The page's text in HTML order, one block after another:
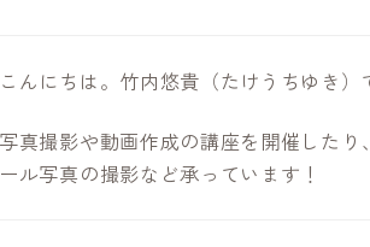
こんにちは。竹内悠貴（たけうちゆき）
写真撮影や動画作成の講座を開催したり
ール写真の撮影など承っています！